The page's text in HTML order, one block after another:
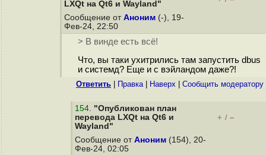
LXQt на Qt6 и Wayland"
Сообщение от Аноним (-), 19-
Фев-24, 22:50
> В винде есть всё!
Что, вы таки ухитрились там запустить dbus
и системд? Еще и с вэйландом даже?!
Ответить Правка| Наверх Cообщить модератору
154. "Опубликован план
перевода LXQt на Qt6 и
Wayland"
+ / –
Сообщение от Аноним (154), 20-
Фев-24, 02:05